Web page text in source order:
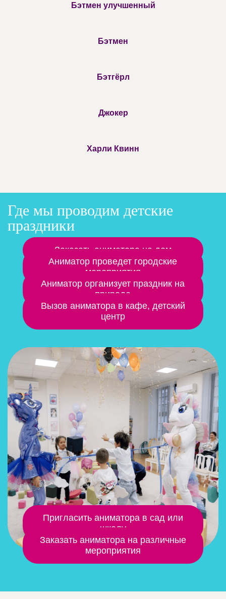
Бэтмен улучшенный
Бэтмен
Бэтгёрл
Джокер
Харли Квинн
Где мы проводим детские
праздники
Заказать аниматора на дом
Аниматор проведет городские
мероприятия
Аниматор организует праздник на
природе
Вызов аниматора в кафе, детский
центр
Пригласить аниматора в сад или
школу
Заказать аниматора на различные
мероприятия